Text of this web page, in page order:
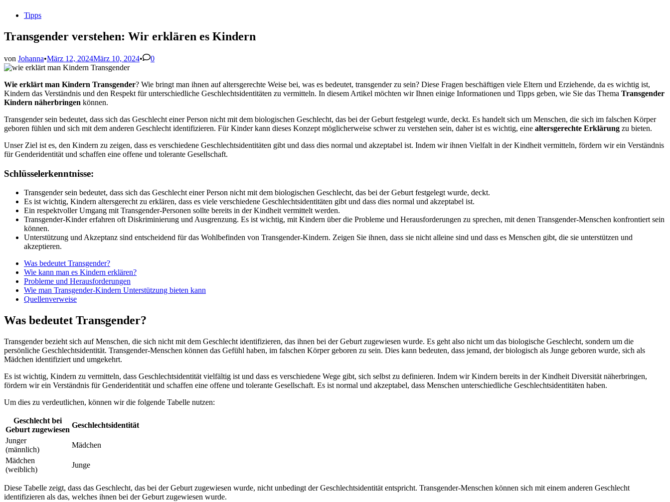
Veröffentlicht
Tipps
Transgender verstehen: Wir erklären es Kindern
von Johanna•März 12, 2024März 10, 2024• 0
Wie erklärt man Kindern Transgender? Wie bringt man ihnen auf altersgerechte Weise bei, was es bedeutet, transgender zu sein? Diese Fragen beschäftigen viele Eltern und Erziehende, da es wichtig ist,
Kindern das Verständnis und den Respekt für unterschiedliche Geschlechtsidentitäten zu vermitteln. In diesem Artikel möchten wir Ihnen einige Informationen und Tipps geben, wie Sie das Thema Transgender
Kindern näherbringen können.
Transgender sein bedeutet, dass sich das Geschlecht einer Person nicht mit dem biologischen Geschlecht, das bei der Geburt festgelegt wurde, deckt. Es handelt sich um Menschen, die sich im falschen Körper
geboren fühlen und sich mit dem anderen Geschlecht identifizieren. Für Kinder kann dieses Konzept möglicherweise schwer zu verstehen sein, daher ist es wichtig, eine altersgerechte Erklärung zu bieten.
Unser Ziel ist es, den Kindern zu zeigen, dass es verschiedene Geschlechtsidentitäten gibt und dass dies normal und akzeptabel ist. Indem wir ihnen Vielfalt in der Kindheit vermitteln, fördern wir ein Verständnis
für Genderidentität und schaffen eine offene und tolerante Gesellschaft.
Schlüsselerkenntnisse:
Transgender sein bedeutet, dass sich das Geschlecht einer Person nicht mit dem biologischen Geschlecht, das bei der Geburt festgelegt wurde, deckt.
Es ist wichtig, Kindern altersgerecht zu erklären, dass es viele verschiedene Geschlechtsidentitäten gibt und dass dies normal und akzeptabel ist.
Ein respektvoller Umgang mit Transgender-Personen sollte bereits in der Kindheit vermittelt werden.
Transgender-Kinder erfahren oft Diskriminierung und Ausgrenzung. Es ist wichtig, mit Kindern über die Probleme und Herausforderungen zu sprechen, mit denen Transgender-Menschen konfrontiert sein
können.
Unterstützung und Akzeptanz sind entscheidend für das Wohlbefinden von Transgender-Kindern. Zeigen Sie ihnen, dass sie nicht alleine sind und dass es Menschen gibt, die sie unterstützen und
akzeptieren.
Was bedeutet Transgender?
Wie kann man es Kindern erklären?
Probleme und Herausforderungen
Wie man Transgender-Kindern Unterstützung bieten kann
Quellenverweise
Was bedeutet Transgender?
Transgender bezieht sich auf Menschen, die sich nicht mit dem Geschlecht identifizieren, das ihnen bei der Geburt zugewiesen wurde. Es geht also nicht um das biologische Geschlecht, sondern um die
persönliche Geschlechtsidentität. Transgender-Menschen können das Gefühl haben, im falschen Körper geboren zu sein. Dies kann bedeuten, dass jemand, der biologisch als Junge geboren wurde, sich als
Mädchen identifiziert und umgekehrt.
Es ist wichtig, Kindern zu vermitteln, dass Geschlechtsidentität vielfältig ist und dass es verschiedene Wege gibt, sich selbst zu definieren. Indem wir Kindern bereits in der Kindheit Diversität näherbringen,
fördern wir ein Verständnis für Genderidentität und schaffen eine offene und tolerante Gesellschaft. Es ist normal und akzeptabel, dass Menschen unterschiedliche Geschlechtsidentitäten haben.
Um dies zu verdeutlichen, können wir die folgende Tabelle nutzen:
Geschlecht bei
Geburt zugewiesen
Geschlechtsidentität
Junger
(männlich)
Mädchen
Mädchen
(weiblich)
Junge
Diese Tabelle zeigt, dass das Geschlecht, das bei der Geburt zugewiesen wurde, nicht unbedingt der Geschlechtsidentität entspricht. Transgender-Menschen können sich mit einem anderen Geschlecht
identifizieren als das, welches ihnen bei der Geburt zugewiesen wurde.